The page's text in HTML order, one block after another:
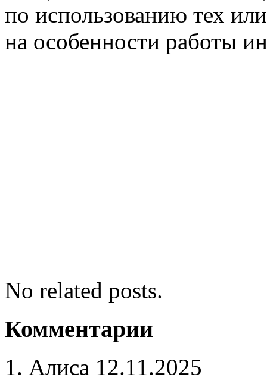
по использованию тех
на особенности работы
No related posts.
Комментарии
Алиса 12.11.2025